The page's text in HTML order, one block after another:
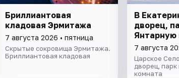
Бриллиантовая
кладовая Эрмитажа
7 августа 2026 • пятница
Скрытые сокровища Эрмитажа.
Бриллиантовая кладовая
В
дворец,
Янтарную
7 августа
Царское
дворец, парк
комната